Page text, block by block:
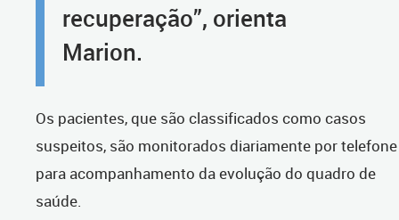
recuperação”, orienta
Os pacientes, que são classificados como casos
suspeitos, são monitorados diariamente por telefone
para acompanhamento da evolução do quadro de
saúde.